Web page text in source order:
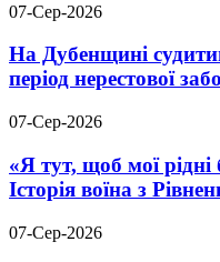
07-Сер-2026
На Дубенщині
період нерестової
07-Сер-2026
«Я тут, щоб мої
Історія воїна з
07-Сер-2026